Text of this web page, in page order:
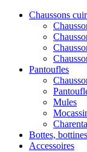
Chaussons
Pantoufles
Mules
Bottes,
Accessoires